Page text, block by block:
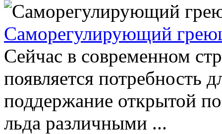
Саморегулирующий
Сейчас в современном
появляется потребность
поддержание открытой
льда различными ...